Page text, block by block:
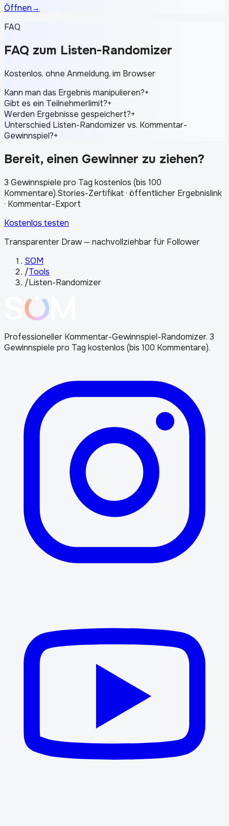
Öffnen→
FAQ
FAQ zum Listen-Randomizer
Kostenlos, ohne Anmeldung, im Browser
Kann man das Ergebnis manipulieren?+
Gibt es ein Teilnehmerlimit?+
Werden Ergebnisse gespeichert?+
Unterschied Listen-Randomizer vs. Kommentar-
Gewinnspiel?+
Bereit, einen Gewinner zu ziehen?
3 Gewinnspiele pro Tag kostenlos (bis 100
Kommentare).Stories-Zertifikat · öffentlicher Ergebnislink
· Kommentar-Export
Kostenlos testen
Transparenter Draw — nachvollziehbar für Follower
SOM
/Tools
/Listen-Randomizer
Professioneller Kommentar-Gewinnspiel-Randomizer. 3
Gewinnspiele pro Tag kostenlos (bis 100 Kommentare).